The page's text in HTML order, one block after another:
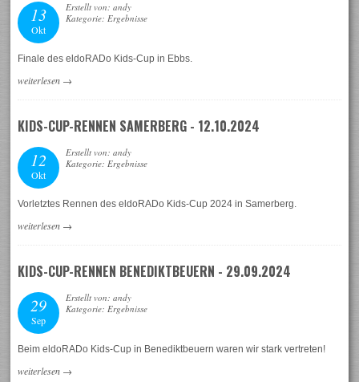
13
Okt
Erstellt von: andy
Kategorie: Ergebnisse
Finale des eldoRADo Kids-Cup in Ebbs.
weiterlesen →
KIDS-CUP-RENNEN SAMERBERG - 12.10.2024
12
Okt
Erstellt von: andy
Kategorie: Ergebnisse
Vorletztes Rennen des eldoRADo Kids-Cup 2024 in Samerberg.
weiterlesen →
KIDS-CUP-RENNEN BENEDIKTBEUERN - 29.09.2024
29
Sep
Erstellt von: andy
Kategorie: Ergebnisse
Beim eldoRADo Kids-Cup in Benediktbeuern waren wir stark vertreten!
weiterlesen →